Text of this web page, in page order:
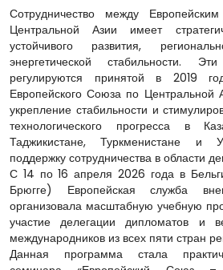
Сотрудничество между
Центральной Азии имеет
устойчивого развития,
энергетической стабильности.
регулируются принятой в 2019
Европейского Союза по Центральной
укрепление стабильности и
технологического прогресса в
Таджикистане, Туркменистане и
поддержку сотрудничества в области
С 14 по 16 апреля 2026 года в
Брюгге) Европейская служба
организовала масштабную учебную
участие делегации дипломатов и
международников из всех пяти стран
Данная программа стала